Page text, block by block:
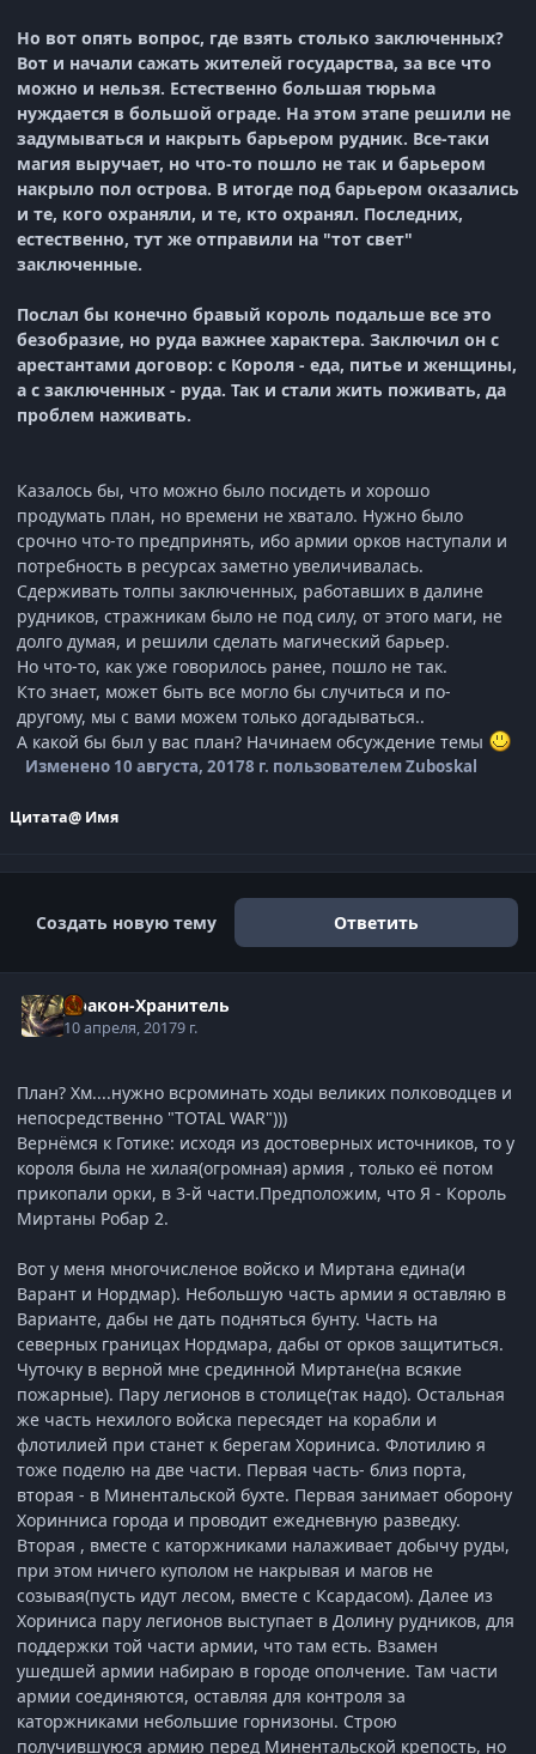
Но вот опять вопрос, где взять столько заключенных?
Вот и начали сажать жителей государства, за все что
можно и нельзя. Естественно большая тюрьма
нуждается в большой ограде. На этом этапе решили не
задумываться и накрыть барьером рудник. Все-таки
магия выручает, но что-то пошло не так и барьером
накрыло пол острова. В итогде под барьером оказались
и те, кого охраняли, и те, кто охранял. Последних,
естественно, тут же отправили на "тот свет"
заключенные.
Послал бы конечно бравый король подальше все это
безобразие, но руда важнее характера. Заключил он с
арестантами договор: с Короля - еда, питье и женщины,
а с заключенных - руда. Так и стали жить поживать, да
проблем наживать.
Казалось бы, что можно было посидеть и хорошо
продумать план, но времени не хватало. Нужно было
срочно что-то предпринять, ибо армии орков наступали и
потребность в ресурсах заметно увеличивалась.
Сдерживать толпы заключенных, работавших в далине
рудников, стражникам было не под силу, от этого маги, не
долго думая, и решили сделать магический барьер.
Но что-то, как уже говорилось ранее, пошло не так.
Кто знает, может быть все могло бы случиться и по-
другому, мы с вами можем только догадываться..
А какой бы был у вас план? Начинаем обсуждение темы
Изменено 10 августа, 20178 г. пользователем Zuboskal
Цитата@ Имя
Создать новую тему Ответить
Дракон-Хранитель
10 апреля, 20179 г.
План? Хм....нужно всроминать ходы великих полководцев и
непосредственно "TOTAL WAR")))
Вернёмся к Готике: исходя из достоверных источников, то у
короля была не хилая(огромная) армия , только её потом
прикопали орки, в 3-й части.Предположим, что Я - Король
Миртаны Робар 2.
Вот у меня многочисленое войско и Миртана едина(и
Варант и Нордмар). Небольшую часть армии я оставляю в
Варианте, дабы не дать подняться бунту. Часть на
северных границах Нордмара, дабы от орков защититься.
Чуточку в верной мне срединной Миртане(на всякие
пожарные). Пару легионов в столице(так надо). Остальная
же часть нехилого войска пересядет на корабли и
флотилией при станет к берегам Хориниса. Флотилию я
тоже поделю на две части. Первая часть- близ порта,
вторая - в Минентальской бухте. Первая занимает оборону
Хоринниса города и проводит ежедневную разведку.
Вторая , вместе с каторжниками налаживает добычу руды,
при этом ничего куполом не накрывая и магов не
созывая(пусть идут лесом, вместе с Ксардасом). Далее из
Хориниса пару легионов выступает в Долину рудников, для
поддержки той части армии, что там есть. Взамен
ушедшей армии набираю в городе ополчение. Там части
армии соединяются, оставляя для контроля за
каторжниками небольшие горнизоны. Строю
получившуюся армию перед Минентальской крепость, но